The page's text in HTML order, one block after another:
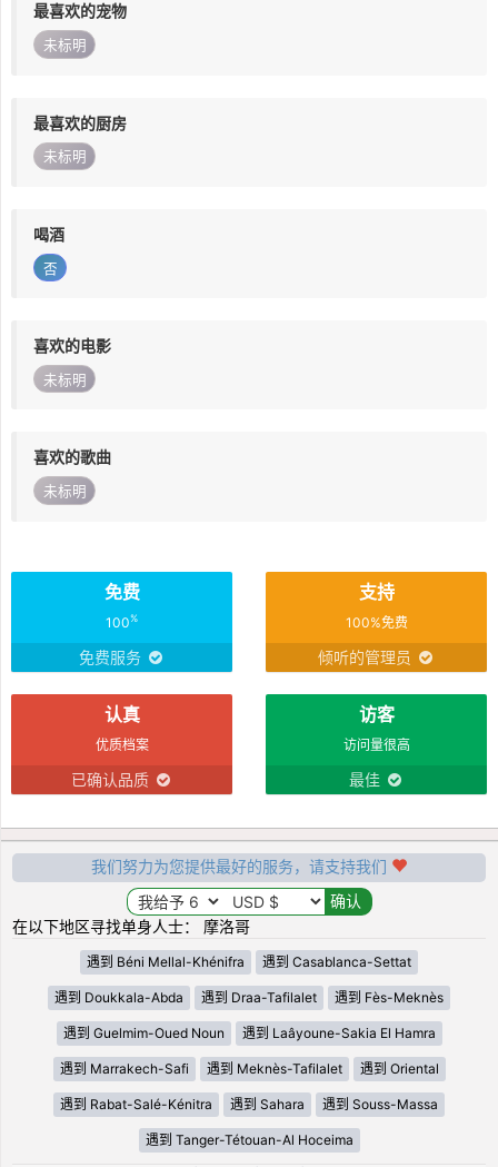
最喜欢的宠物
未标明
最喜欢的厨房
未标明
喝酒
否
喜欢的电影
未标明
喜欢的歌曲
未标明
免费
100%
免费服务
支持
100%免费
倾听的管理员
认真
优质档案
已确认品质
访客
访问量很高
最佳
我们努力为您提供最好的服务，请支持我们
在以下地区寻找单身人士： 摩洛哥
遇到 Béni Mellal-Khénifra 遇到 Casablanca-Settat
遇到 Doukkala-Abda 遇到 Draa-Tafilalet 遇到 Fès-Meknès
遇到 Guelmim-Oued Noun 遇到 Laâyoune-Sakia El Hamra
遇到 Marrakech-Safi 遇到 Meknès-Tafilalet 遇到 Oriental
遇到 Rabat-Salé-Kénitra 遇到 Sahara 遇到 Souss-Massa
遇到 Tanger-Tétouan-Al Hoceima